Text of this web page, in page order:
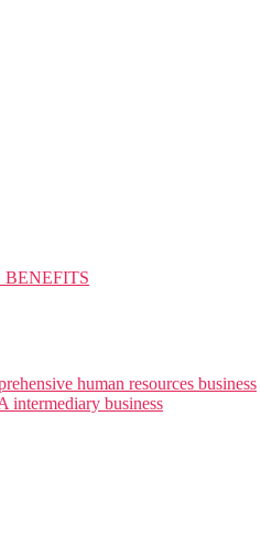
human resources business
intermediary business